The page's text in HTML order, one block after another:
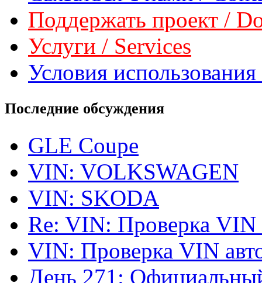
Поддержать проект /
Услуги / Services
Условия
Последние обсуждения
GLE Coupe
VIN: VOLKSWAGEN
VIN: SKODA
Re: VIN: Проверка VIN
VIN: Проверка VIN
День 271: